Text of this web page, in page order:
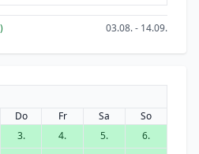
03.08. - 14.09.
Do Fr Sa
So
3. 4. 5.
6.